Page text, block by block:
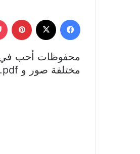
فيسبوك
محفوظات أحب في
مختلفة صور و pdf.